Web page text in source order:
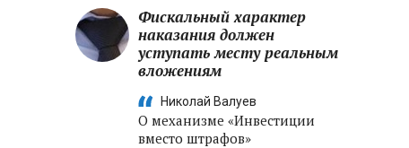
Фискальный характер
наказания должен
уступать месту реальным
вложениям
Николай Валуев
О механизме «Инвестиции
вместо штрафов»